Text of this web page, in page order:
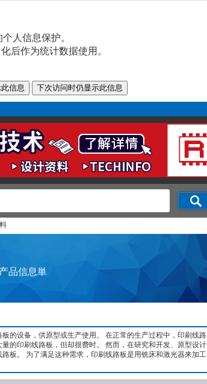
人信息保护。
后作为统计数据使用。
品信息単
的设备，供原型或生产使用。 在正常的生产过程中，印刷线路
的印刷线路板，但却很费时。 然而，在研究和开发、原型设计
板。 为了满足这种需求，印刷线路板是用铣床和激光器来加工